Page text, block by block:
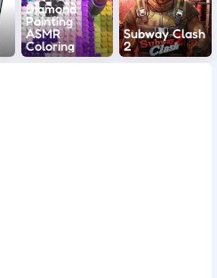
Diamond
Painting
ASMR
Coloring
Subway Clash
2